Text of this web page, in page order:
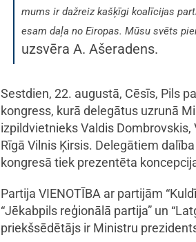
mums ir dažreiz kašķīgi koalīcijas
esam daļa no Eiropas. Mūsu svēts
uzsvēra A. Ašeradens.
Sestdien, 22. augustā, Cēsīs, Pils
kongress, kurā delegātus uzrunā
izpildvietnieks Valdis
Rīgā Vilnis Ķirsis. Delegātiem
kongresā tiek prezentēta
Partija VIENOTĪBA ar partijām
“Jēkabpils reģionālā partija” un
priekšsēdētājs ir Ministru